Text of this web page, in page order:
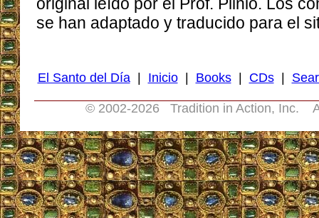
se han adaptado y traducido para el
El Santo del Día| Inicio| Books| CDs|
© 2002-2026 Tradition in Action, Inc.